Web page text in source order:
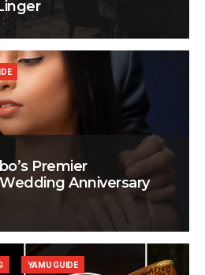
Premier
Anniversary
YAMU GUIDE